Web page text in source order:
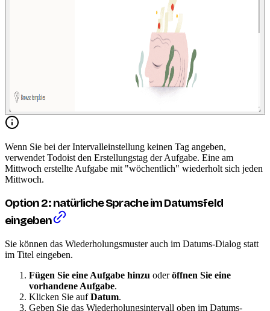
Wenn Sie bei der Intervalleinstellung keinen Tag angeben,
verwendet Todoist den Erstellungstag der Aufgabe. Eine am
Mittwoch erstellte Aufgabe mit "wöchentlich" wiederholt sich jeden
Mittwoch.
Option 2: natürliche Sprache im Datumsfeld
eingeben
Sie können das Wiederholungsmuster auch im Datums-Dialog statt
im Titel eingeben.
Fügen Sie eine Aufgabe hinzu oderöffnen Sie eine
vorhandene Aufgabe.
Klicken Sie aufDatum.
Geben Sie das Wiederholungsintervall oben im Datums-